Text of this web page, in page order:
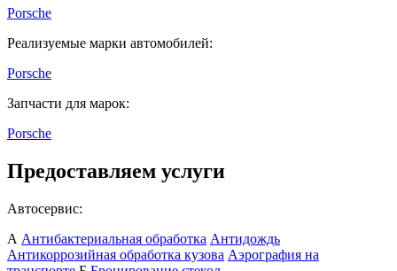
Porsche
Реализуемые марки автомобилей:
Porsche
Запчасти для марок:
Porsche
Предоставляем услуги
Автосервис:
А Антибактериальная обработка Антидождь
Антикоррозийная обработка кузова Аэрография на